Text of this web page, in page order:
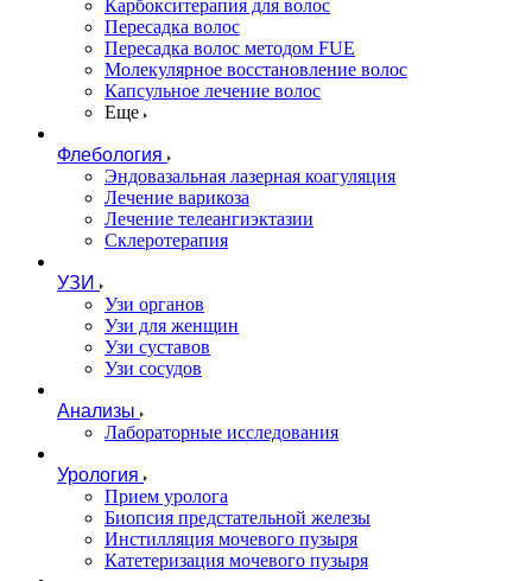
Карбокситерапия для волос
Пересадка волос
Пересадка волос методом FUE
Молекулярное восстановление волос
Капсульное лечение волос
Еще
Флебология
Эндовазальная лазерная коагуляция
Лечение варикоза
Лечение телеангиэктазии
Склеротерапия
УЗИ
Узи органов
Узи для женщин
Узи cуставов
Узи сосудов
Анализы
Лабораторные исследования
Урология
Прием уролога
Биопсия предстательной железы
Инстилляция мочевого пузыря
Катетеризация мочевого пузыря